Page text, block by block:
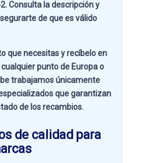
. Consulta la descripción y
de que es válido
que necesitas y recíbelo en
punto de Europa o
trabajamos únicamente
que garantizan
de los recambios.
de calidad para